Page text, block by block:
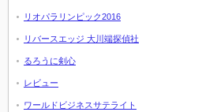
リオパラリンピック2016
リバースエッジ 大川端探偵社
るろうに剣心
レビュー
ワールドビジネスサテライト